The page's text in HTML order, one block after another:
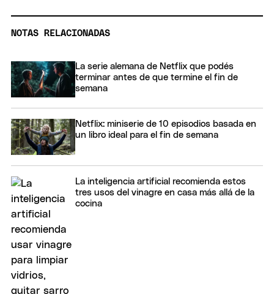
NOTAS RELACIONADAS
La serie alemana de Netflix que podés
terminar antes de que termine el fin de
semana
Netflix: miniserie de 10 episodios basada en
un libro ideal para el fin de semana
La inteligencia artificial recomienda estos
tres usos del vinagre en casa más allá de la
cocina